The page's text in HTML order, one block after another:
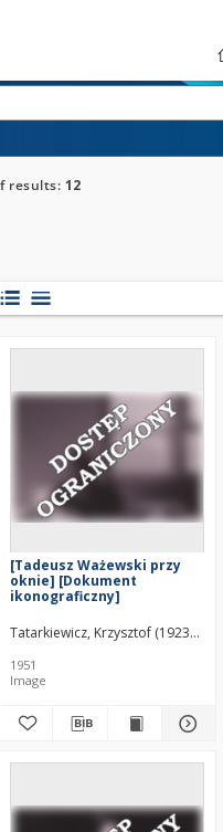
results: 12
[Tadeusz Ważewski przy
oknie] [Dokument
ikonograficzny]
Tatarkiewicz, Krzysztof (1923–2011)
1951
Image